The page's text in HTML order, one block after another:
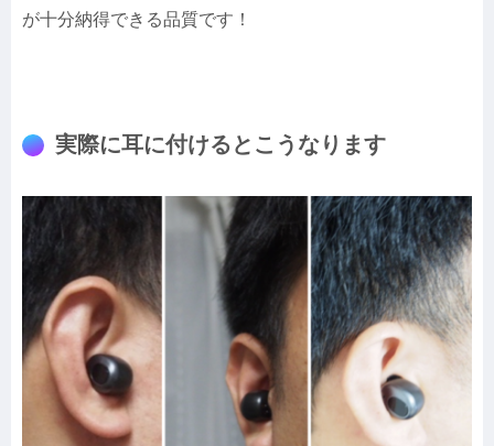
が十分納得できる品質です！
実際に耳に付けるとこうなります